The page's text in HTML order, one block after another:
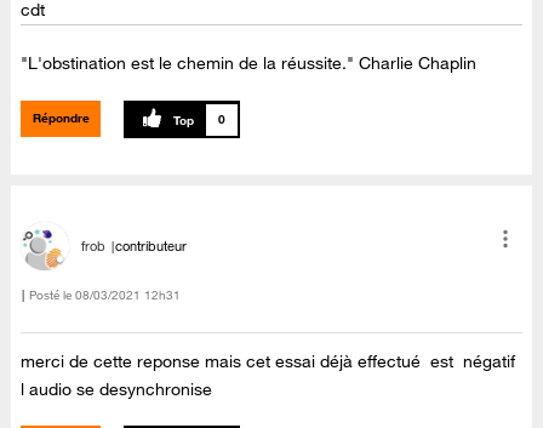
cdt
"L'obstination est le chemin de la réussite." Charlie Chaplin
Répondre 0
frob contributeur
Posté le ‎08/03/2021 12h31
merci de cette reponse mais cet essai déjà effectué est négatif
l audio se desynchronise